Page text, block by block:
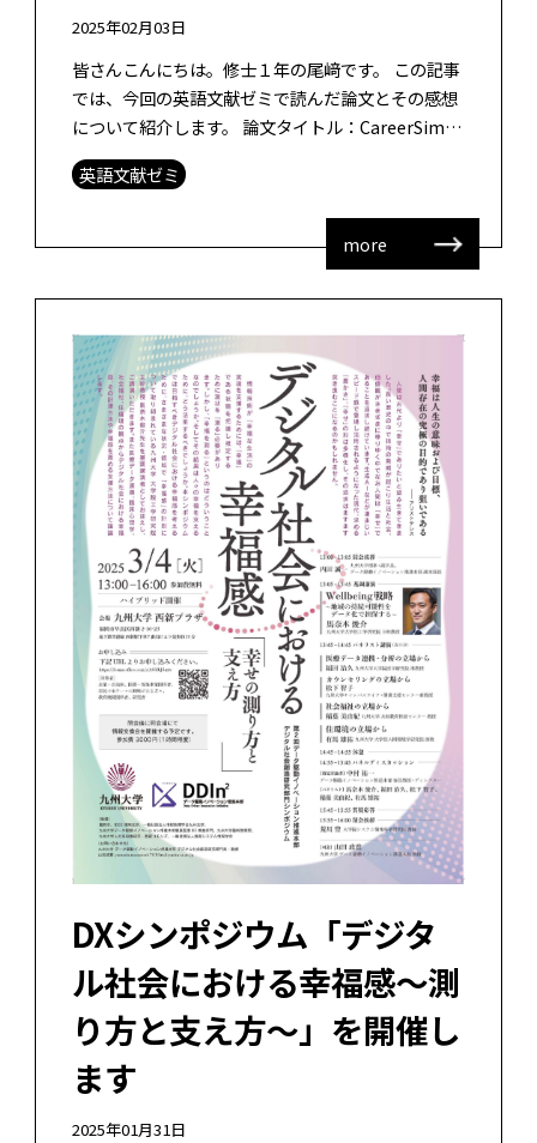
2025年02月03日
皆さんこんにちは。修士１年の尾﨑です。 この記事
では、今回の英語文献ゼミで読んだ論文とその感想
について紹介します。 論文タイトル：CareerSim:
Gamification Design Leveraging LLM […]
英語文献ゼミ
more
DXシンポジウム「デジタ
ル社会における幸福感〜測
り方と支え方〜」を開催し
ます
2025年01月31日